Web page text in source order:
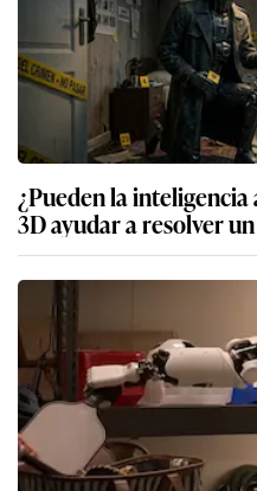
¿Pueden la
3D ayudar a resolver